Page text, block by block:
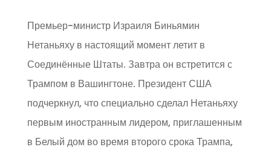
Премьер-министр Израиля Биньямин
Нетаньяху в настоящий момент летит в
Соединённые Штаты. Завтра он встретится с
Трампом в Вашингтоне. Президент США
подчеркнул, что специально сделал Нетаньяху
первым иностранным лидером, приглашенным
в Белый дом во время второго срока Трампа,